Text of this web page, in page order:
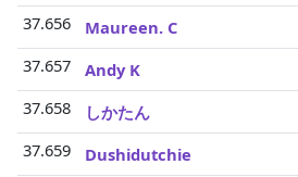
37.656
Maureen. C
37.657
Andy K
37.658
しかたん
37.659
Dushidutchie